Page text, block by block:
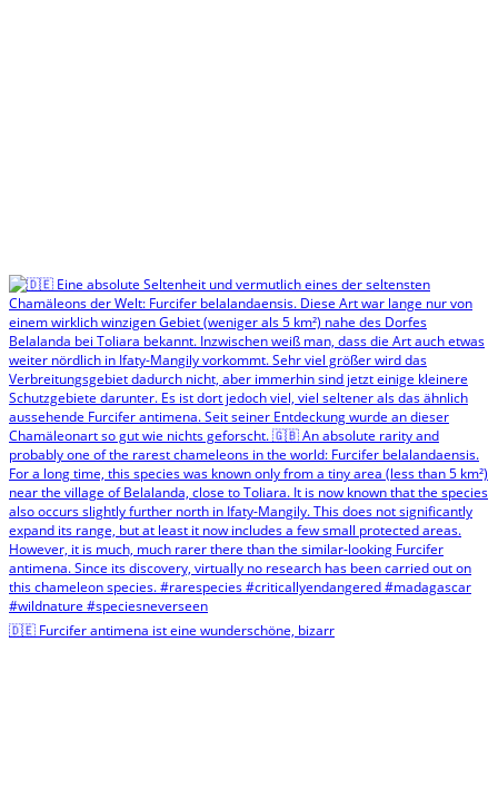
🇩🇪 Furcifer antimena ist eine wunderschöne, bizarr